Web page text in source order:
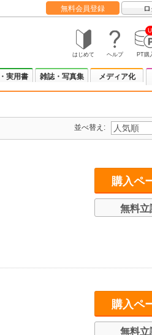
無料会員登録
はじめて ヘルプ PT購
実用書 雑誌・写真集 メディア化
並べ替え:
購入ペ
無料立
購入ペ
無料立